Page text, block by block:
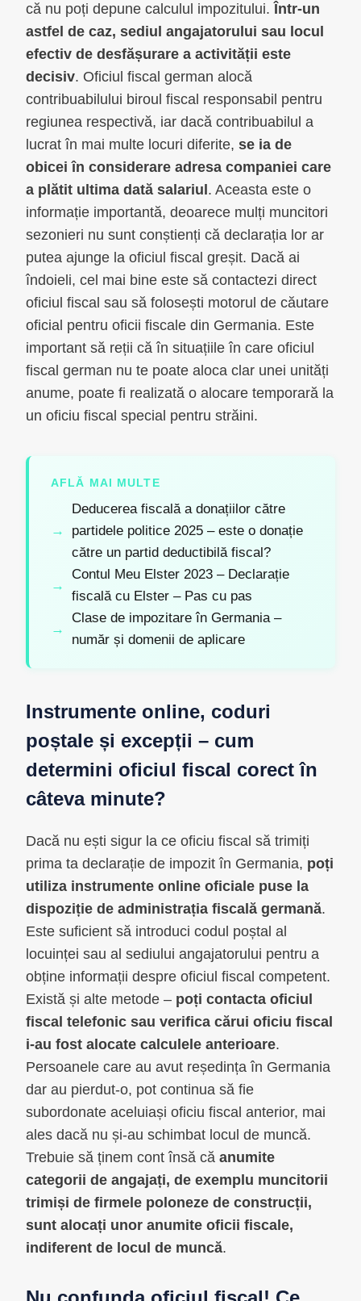
că nu poți depune calculul impozitului. Într-un
astfel de caz, sediul angajatorului sau locul
efectiv de desfășurare a activității este
decisiv. Oficiul fiscal german alocă
contribuabilului biroul fiscal responsabil pentru
regiunea respectivă, iar dacă contribuabilul a
lucrat în mai multe locuri diferite, se ia de
obicei în considerare adresa companiei care
a plătit ultima dată salariul . Aceasta este o
informație importantă, deoarece mulți muncitori
sezonieri nu sunt conștienți că declarația lor ar
putea ajunge la oficiul fiscal greșit. Dacă ai
îndoieli, cel mai bine este să contactezi direct
oficiul fiscal sau să folosești motorul de căutare
oficial pentru oficii fiscale din Germania. Este
important să reții că în situațiile în care oficiul
fiscal german nu te poate aloca clar unei unități
anume, poate fi realizată o alocare temporară la
un oficiu fiscal special pentru străini.
AFLĂ MAI MULTE
Deducerea fiscală a donațiilor către
partidele politice 2025 – este o donație
către un partid deductibilă fiscal?
Contul Meu Elster 2023 – Declarație
fiscală cu Elster – Pas cu pas
Clase de impozitare în Germania –
număr și domenii de aplicare
Instrumente online, coduri
poștale și excepții – cum
determini oficiul fiscal corect în
câteva minute?
Dacă nu ești sigur la ce oficiu fiscal să trimiți
prima ta declarație de impozit în Germania, poți
utiliza instrumente online oficiale puse la
dispoziție de administrația fiscală germană.
Este suficient să introduci codul poștal al
locuinței sau al sediului angajatorului pentru a
obține informații despre oficiul fiscal competent.
Există și alte metode – poți contacta oficiul
fiscal telefonic sau verifica cărui oficiu fiscal
i-au fost alocate calculele anterioare.
Persoanele care au avut reședința în Germania
dar au pierdut-o, pot continua să fie
subordonate aceluiași oficiu fiscal anterior, mai
ales dacă nu și-au schimbat locul de muncă.
Trebuie să ținem cont însă că anumite
categorii de angajați, de exemplu muncitorii
trimiși de firmele poloneze de construcții,
sunt alocați unor anumite oficii fiscale,
indiferent de locul de muncă.